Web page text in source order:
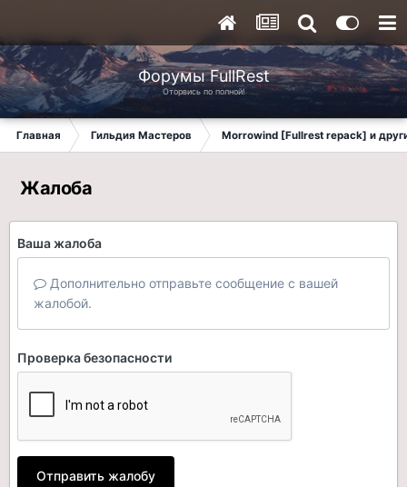
Форумы FullRest
Оторвись по полной!
Главная Гильдия Мастеров Morrowind [Fullrest repack] и
Жалоба
Ваша жалоба
Дополнительно отправьте сообщение с вашей
жалобой.
Проверка безопасности
Отправить жалобу